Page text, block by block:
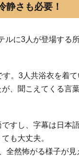
静さも必要！
ルに3人が登場する
。3人共浴衣を着て
、聞こえてくる言
すし、字幕は日本
も大丈夫。
全然怖がる様子が見